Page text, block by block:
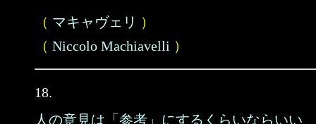
（ マキャヴェリ ）
（ Niccolo Machiavelli ）
18.
人の意見は「参考」にするくらいならいい